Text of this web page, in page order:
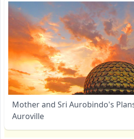
Mother and Sri Aurobindo's
Auroville